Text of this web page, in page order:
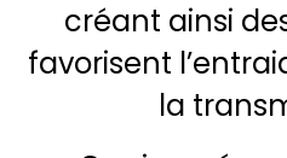
créant ainsi
favorisent
la